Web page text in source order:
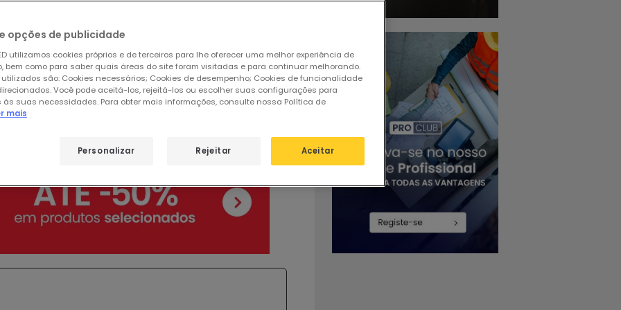
é uma das principais características que
produto relativamente a outro.
para substituir as que se queimam. Mas…
lâmpada e como é medida? Vamos comparar
que têm estado e estão presentes na
Também vamos olhar para algumaslâmpadasque
opções de publicidade
utilizamos cookies próprios e de terceiros para lhe oferecer uma melhor experiência de
bem como para saber quais áreas do site foram visitadas e para continuar melhorando.
utilizados são: Cookies necessários; Cookies de desempenho; Cookies de funcionalidade
Você pode aceitá-los, rejeitá-los ou escolher suas configurações para
suas necessidades. Para obter mais informações, consulte nossa Política de
mais
Rejeitar Aceitar
Personalizar